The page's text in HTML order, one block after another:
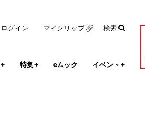
+ 特集+ eムック イベント +
ログイン マイクリップ 検索